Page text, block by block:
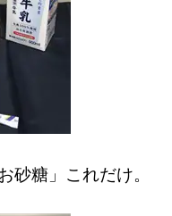
砂糖」これだけ。